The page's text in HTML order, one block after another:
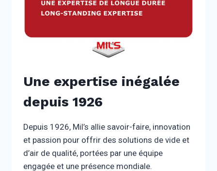
Une expertise inégalée
depuis 1926
Depuis 1926, Mil’s allie savoir-faire, innovation
et passion pour offrir des solutions de vide et
d’air de qualité, portées par une équipe
engagée et une présence mondiale.